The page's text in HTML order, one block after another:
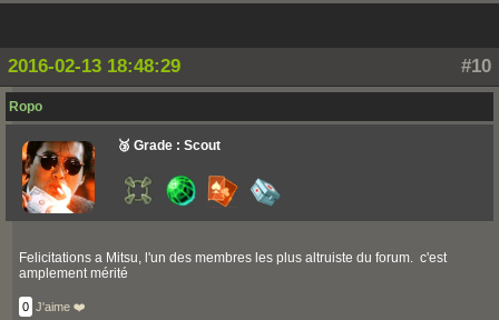
#10
2016-02-13 18:48:29
Ropo
🥉 Grade : Scout
Felicitations a Mitsu, l'un des membres les plus altruiste du forum. c'est
amplement mérité
0 J'aime ❤️